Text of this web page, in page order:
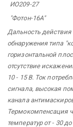
ИО209-27
"Фотон-16А"
Дальность действия
обнаружения типа
горизонтальной
отсутствие
10 - 15 В. Ток
сигнала, высокая
канала
Термокомпенсация
температур от - 30